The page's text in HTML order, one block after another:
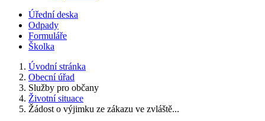
Úřední deska
Odpady
Formuláře
Školka
Úvodní stránka
Obecní úřad
Služby pro občany
Životní situace
Žádost o výjimku ze zákazu ve zvláště...